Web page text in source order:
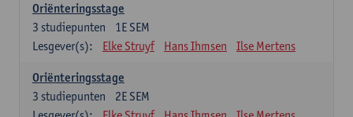
Oriënteringsstage
1E SEM
3 studiepunten
Lesgever(s):
Elke Struyf Hans Ihmsen Ilse Mertens
Oriënteringsstage
2E SEM
3 studiepunten